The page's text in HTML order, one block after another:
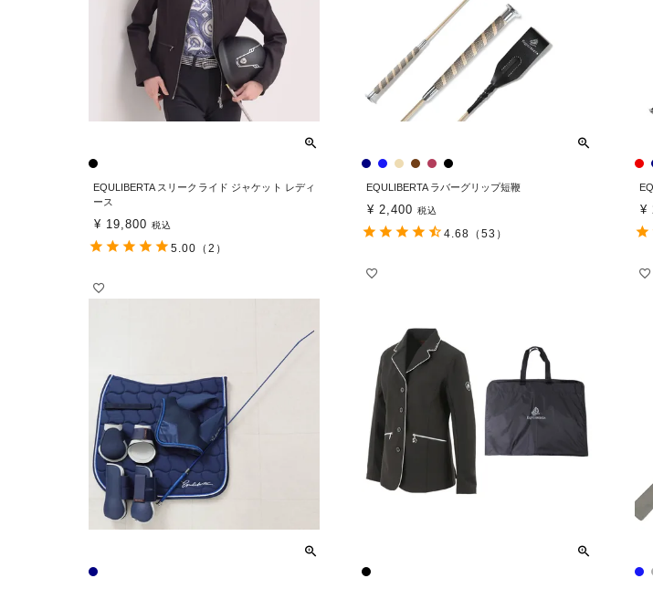
EQULIBERTA スリークライド ジャケット レディ
ース
¥ 19,800 税込
5.00 （2）
EQULIBERTA ラバーグリップ短鞭
¥ 2,400 税込
4.68 （53）
¥